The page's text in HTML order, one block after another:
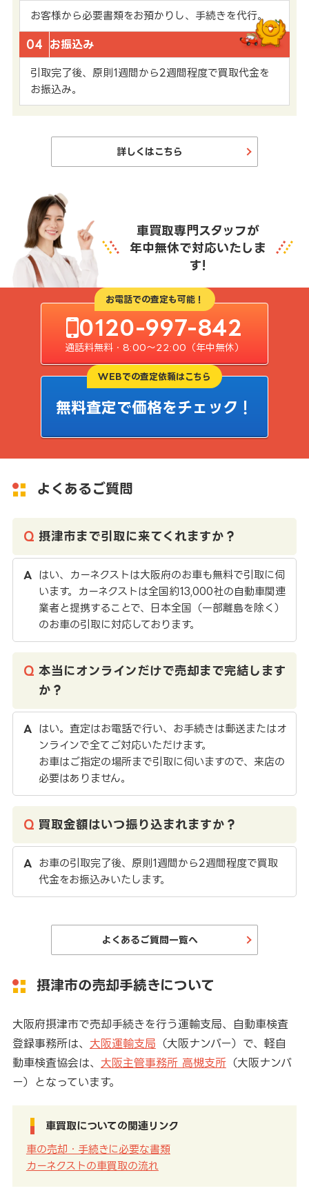
お客様から必要書類をお預かりし、手続きを代行。
04 お振込み
引取完了後、原則1週間から2週間程度で買取代金を
お振込み。
詳しくはこちら
車買取専門スタッフが
年中無休で対応いたしま
す!
お電話での査定も可能！
0120-997-842
通話料無料・8:00〜22:00（年中無休）
WEBでの査定依頼はこちら
無料査定で価格をチェック！
よくあるご質問
摂津市まで引取に来てくれますか？
はい、カーネクストは大阪府のお車も無料で引取に伺
います。カーネクストは全国約13,000社の自動車関連
業者と提携することで、日本全国（一部離島を除く）
のお車の引取に対応しております。
本当にオンラインだけで売却まで完結します
か？
はい。査定はお電話で行い、お手続きは郵送またはオ
ンラインで全てご対応いただけます。
お車はご指定の場所まで引取に伺いますので、来店の
必要はありません。
買取金額はいつ振り込まれますか？
お車の引取完了後、原則1週間から2週間程度で買取
代金をお振込みいたします。
よくあるご質問一覧へ
摂津市の売却手続きについて
大阪府摂津市で売却手続きを行う運輸支局、自動車検査
登録事務所は、 大阪運輸支局 （大阪ナンバー）で、軽自
動車検査協会は、 大阪主管事務所 高槻支所（大阪ナンバ
ー）となっています。
車買取についての関連リンク
車の売却・手続きに必要な書類
カーネクストの車買取の流れ